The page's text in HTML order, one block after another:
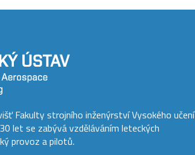
Fakulty strojního inženýrství Vysokého učení
let se zabývá vzděláváním leteckých
provoz a pilotů.